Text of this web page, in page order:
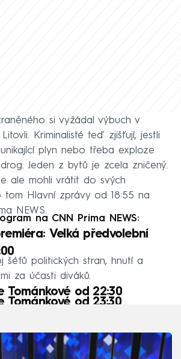
si vyžádal výbuch v
Kriminalisté teď zjišťují, jestli
plyn nebo třeba exploze
Jeden z bytů je zcela zničený.
ale mohli vrátit do svých
tom Hlavní zprávy od 18:55 na
NEWS.
na CNN Prima NEWS:
Velká předvolební
šéfů politických stran, hnutí a
za účasti diváků.
Tománkové od 22:30
Tománkové od 23:30